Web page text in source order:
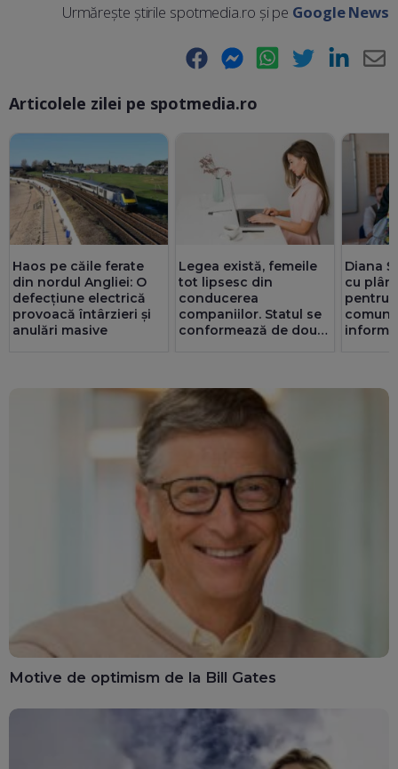
Urmărește știrile spotmedia.ro și pe Google News
Facebook Messenger WhatsApp Twitter LinkedIn
Articolele zilei pe spotmedia.ro
Haos pe căile ferate
din nordul Angliei: O
defecțiune electrică
provoacă întârzieri și
anulări masive
Legea există, femeile
tot lipsesc din
conducerea
companiilor. Statul se
conformează de două
Diana
cu
pentru
Motive de optimism de la Bill Gates